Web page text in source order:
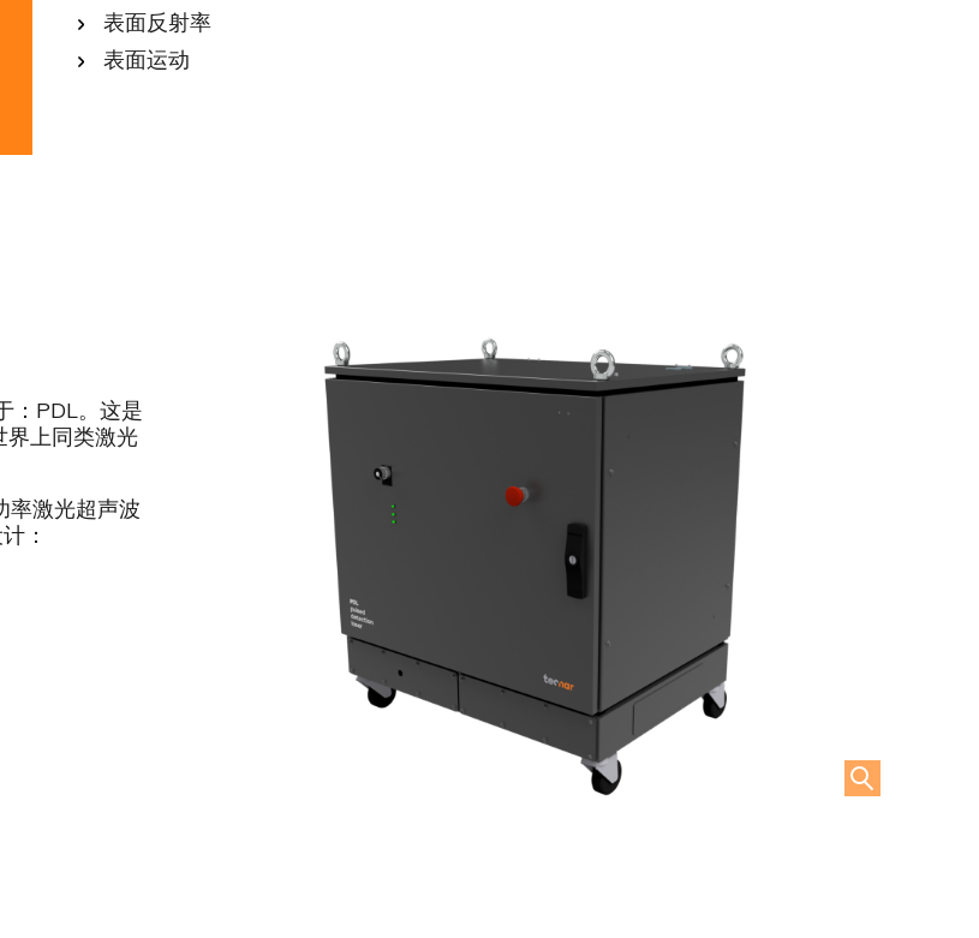
表面反射率
表面运动
：PDL。这是
界上同类激光
率激光超声波
：